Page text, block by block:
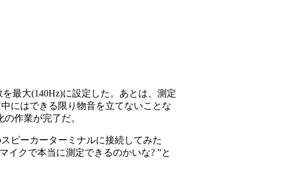
最大(140Hz)に設定した。あとは、測定
にはできる限り物音を立てないことな
作業が完了だ。
ピーカーターミナルに接続してみた
イクで本当に測定できるのかいな? ”と